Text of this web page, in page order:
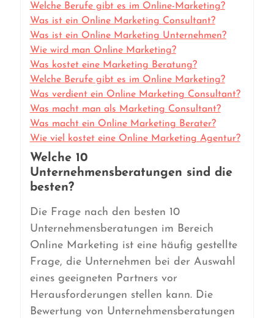
Welche Berufe gibt es im Online-Marketing?
Was ist ein Online Marketing Consultant?
Was ist ein Online Marketing Unternehmen?
Wie wird man Online Marketing?
Was kostet eine Marketing Beratung?
Welche Berufe gibt es im Online Marketing?
Was verdient ein Online Marketing Consultant?
Was macht man als Marketing Consultant?
Was macht ein Online Marketing Berater?
Wie viel kostet eine Online Marketing Agentur?
Welche 10
Unternehmensberatungen sind die
besten?
Die Frage nach den besten 10
Unternehmensberatungen im Bereich
Online Marketing ist eine häufig gestellte
Frage, die Unternehmen bei der Auswahl
eines geeigneten Partners vor
Herausforderungen stellen kann. Die
Bewertung von Unternehmensberatungen